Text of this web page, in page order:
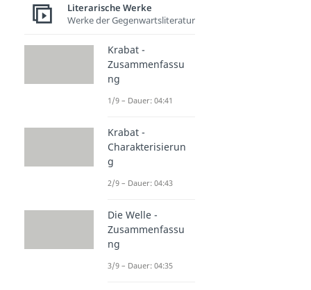
Literarische Werke
Werke der Gegenwartsliteratur
Krabat -
Zusammenfassu
ng
1/9 – Dauer: 04:41
Krabat -
Charakterisierun
g
2/9 – Dauer: 04:43
Die Welle -
Zusammenfassu
ng
3/9 – Dauer: 04:35